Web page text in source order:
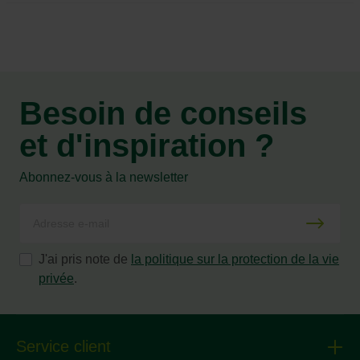
Besoin de conseils
et d'inspiration ?
Abonnez-vous à la newsletter
J'ai pris note de la politique sur la protection de la vie
privée.
Service client